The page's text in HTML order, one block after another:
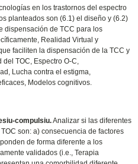
en los trastornos del espectro
planteados son (6.1) el diseño y (6.2)
dispensación de TCC para los
Realidad Virtual y
faciliten la dispensación de la TCC y
TOC, Espectro O-C,
Lucha contra el estigma,
Modelos cognitivos.
compulsiu.Analizar si las diferentes
son: a) consecuencia de factores
de forma diferente a los
validados (i.e., Terapia